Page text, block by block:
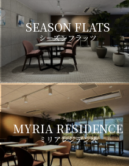
SEASON FLATS
シーズンフラッツ
MYRIA RESIDENCE
ミリアレジデンス